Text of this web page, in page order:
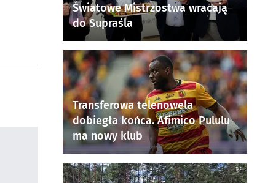
Światowe Mistrzostwa wracają
do Supraśla
Transferowa telenowela
dobiegła końca. Afimico Pululu
ma nowy klub